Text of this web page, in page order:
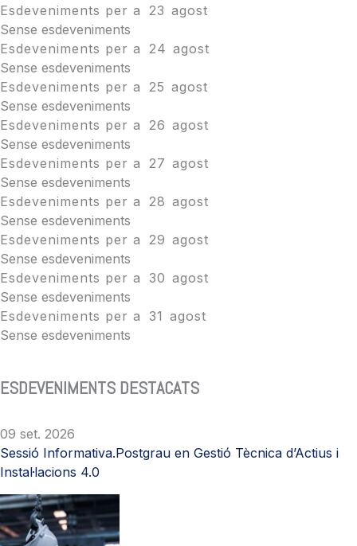
Esdeveniments per a
23 agost
Sense esdeveniments
Esdeveniments per a
24 agost
Sense esdeveniments
Esdeveniments per a
25 agost
Sense esdeveniments
Esdeveniments per a
26 agost
Sense esdeveniments
Esdeveniments per a
27 agost
Sense esdeveniments
Esdeveniments per a
28 agost
Sense esdeveniments
Esdeveniments per a
29 agost
Sense esdeveniments
Esdeveniments per a 30 agost
Sense esdeveniments
Esdeveniments per a 31 agost
Sense esdeveniments
ESDEVENIMENTS DESTACATS
09 set. 2026
Sessió Informativa.Postgrau en Gestió Tècnica d’Actius i
Instal·lacions 4.0